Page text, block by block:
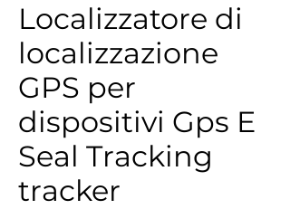
Localizzatore di
localizzazione
GPS per
dispositivi Gps E
Seal Tracking
tracker